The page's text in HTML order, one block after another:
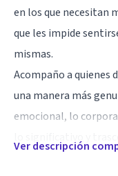
en los que necesitan
que les impide
mismas.
Acompaño a quienes
una manera más
emocional, lo
Ver descripción